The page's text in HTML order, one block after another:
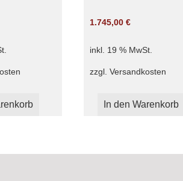
1.745,00 €
inkl. 19 % MwSt.
zzgl. Versandkosten
In den Warenkorb